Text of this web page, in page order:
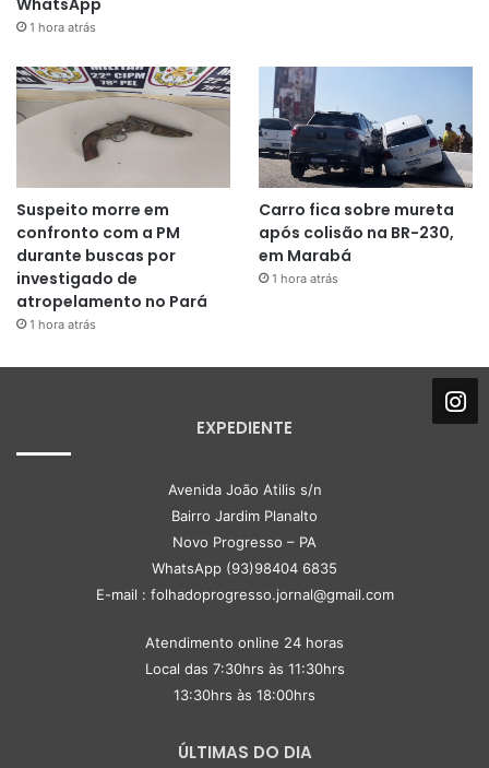
WhatsApp
1 hora atrás
Suspeito morre em
confronto com a PM
durante buscas por
investigado de
atropelamento no Pará
1 hora atrás
Carro fica sobre mureta
após colisão na BR-230,
em Marabá
1 hora atrás
EXPEDIENTE
Avenida João Atilis s/n
Bairro Jardim Planalto
Novo Progresso – PA
WhatsApp (93)98404 6835
E-mail : folhadoprogresso.jornal@gmail.com
Atendimento online 24 horas
Local das 7:30hrs às 11:30hrs
13:30hrs às 18:00hrs
ÚLTIMAS DO DIA